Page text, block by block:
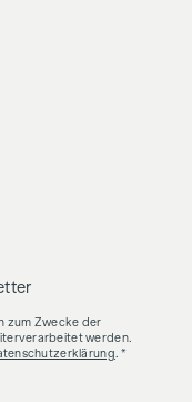
zum Zwecke der
werden.
. *